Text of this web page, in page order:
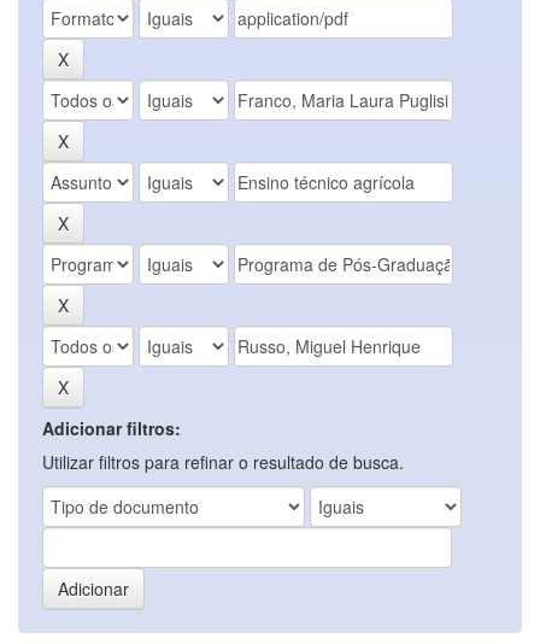
Adicionar filtros:
Utilizar filtros para refinar o resultado de busca.